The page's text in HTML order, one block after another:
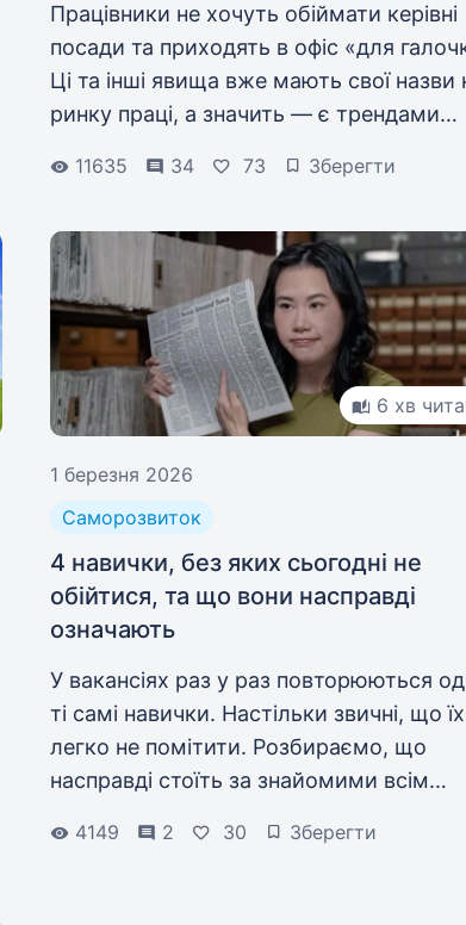
Працівники не хочуть обіймати керівні
посади та приходять в офіс «для
Ці та інші явища вже мають свої назви
ринку праці, а значить — є трендами
термінах, про які зараз усі говорять.
11635 34 73 Зберегти
6 хв
1 березня 2026
Саморозвиток
4 навички, без яких сьогодні не
обійтися, та що вони насправді
означають
У вакансіях раз у раз повторюються
ті самі навички. Настільки звичні, що їх
легко не помітити. Розбираємо, що
насправді стоїть за знайомими всім
володієте найзатребуванішими на ринку
4149 2 30 Зберегти